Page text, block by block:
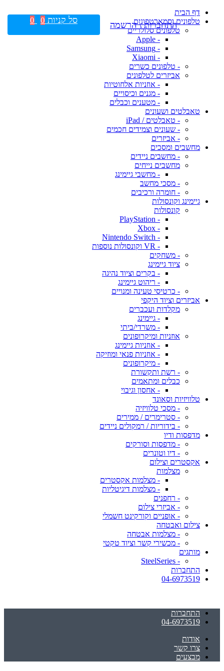
דף הבית
טלפונים וסמארטפונים
טלפונים סלולריים
- Apple
- Samsung
- Xiaomi
- טלפונים כשרים
אביזרים לטלפונים
- אוזניות אלחוטיות
- מגנים וכיסויים
- מטענים וכבלים
טאבלטים ושעונים
- טאבלטים / iPad
- שעונים וצמידים חכמים
- אביזרים
מחשבים ומסכים
- מחשבים ניידים
מחשבים נייחים
- מחשבי גיימינג
- מסכי מחשב
- חומרה ורכיבים
גיימינג וקונסולות
קונסולות
- PlayStation
- Xbox
- Nintendo Switch
- VR וקונסולות נוספות
- משחקים
ציוד גיימינג
- בקרים וציוד נהיגה
- ריהוט גיימינג
- כרטיסי טעינה ומנויים
אביזרים וציוד היקפי
מקלדות ועכברים
- גיימינג
- משרדי/ביתי
אוזניות ומיקרופונים
- אוזניות גיימינג
- אוזניות פנאי ומוזיקה
- מיקרופונים
- רשת ותקשורת
כבלים ומתאמים
- אחסון וגיבוי
טלוויזיות וסאונד
- מסכי טלוויזיה
- סטרימרים / ממירים
- בידוריות / רמקולים ניידים
מדפסות ודיו
- מדפסות וסורקים
- דיו וטונרים
אקסטרים וצילום
מצלמות
- מצלמות אקסטרים
- מצלמות דיגיטליות
- רחפנים
- אביזרי צילום
- אופניים וקורקינט חשמלי
צילום ואבטחה
- מצלמות אבטחה
- מכשירי קשר וציוד טקטי
מותגים
- SteelSeries
התחברות
04-6973519
התחברות
04-6973519
אודות
צרו קשר
מבצעים
התחברות \ הרשמה סל קניות 0
0